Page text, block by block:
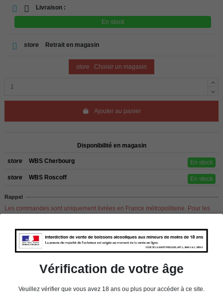
Livraison :
En stock
store Retrait en magasin
store Choisir un magasin
Ajouter au panier
Disponibilité en magasin
store WBS Cherbourg En stock
store WBS Roscoff En stock
Rappel
Les commandes sont uniquement livrées en France métropolitaine. Pour les
clients de l’étranger, retrait sur place dans nos magasins de ROSCOFF ou
Détails du produitVérification de votre âge
Veuillez vérifier que vous avez 18 ans ou plus pour accéder à ce site.